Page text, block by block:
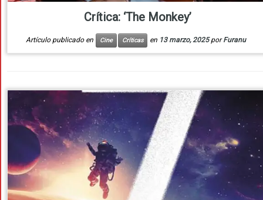
Crítica: ‘The Monkey’
Artículo publicado en Cine Críticas en 13 marzo, 2025 porFuranu